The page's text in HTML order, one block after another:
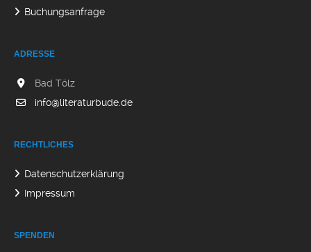
Buchungsanfrage
ADRESSE
Bad Tölz
info@literaturbude.de
RECHTLICHES
Datenschutzerklärung
Impressum
SPENDEN